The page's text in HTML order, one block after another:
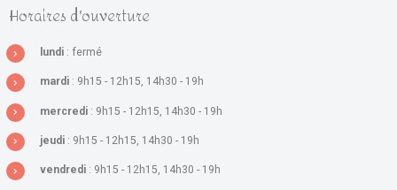
Horaires d'ouverture
lundi : fermé
mardi : 9h15 - 12h15, 14h30 - 19h
mercredi : 9h15 - 12h15, 14h30 - 19h
jeudi : 9h15 - 12h15, 14h30 - 19h
vendredi : 9h15 - 12h15, 14h30 - 19h